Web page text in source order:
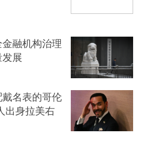
融机构治理
展
戴名表的哥伦
出身拉美右